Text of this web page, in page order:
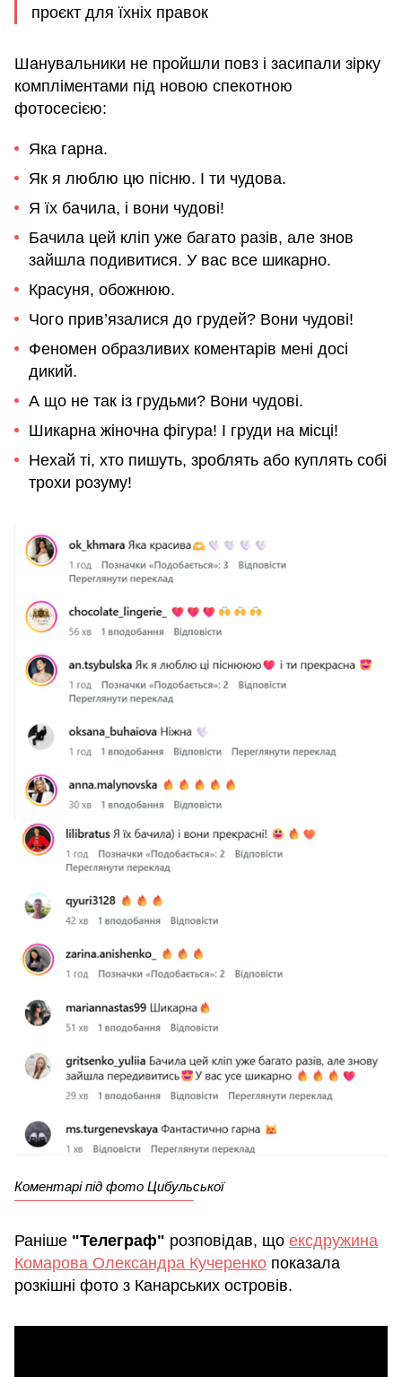
проєкт для їхніх правок
Шанувальники не пройшли повз і засипали зірку
компліментами під новою спекотною
фотосесією:
Яка гарна.
Як я люблю цю пісню. І ти чудова.
Я їх бачила, і вони чудові!
Бачила цей кліп уже багато разів, але знов
зайшла подивитися. У вас все шикарно.
Красуня, обожнюю.
Чого прив’язалися до грудей? Вони чудові!
Феномен образливих коментарів мені досі
дикий.
А що не так із грудьми? Вони чудові.
Шикарна жіночна фігура! І груди на місці!
Нехай ті, хто пишуть, зроблять або куплять собі
трохи розуму!
Коментарі під фото Цибульської
Раніше "Телеграф" розповідав, що ексдружина
Комарова Олександра Кучеренко показала
розкішні фото з Канарських островів.